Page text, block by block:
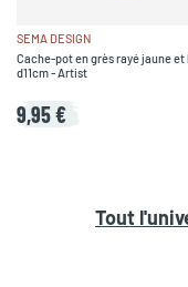
SEMA DESIGN
Cache-pot en grès rayé jaune et
d11cm - Artist
9,95 €
Tout